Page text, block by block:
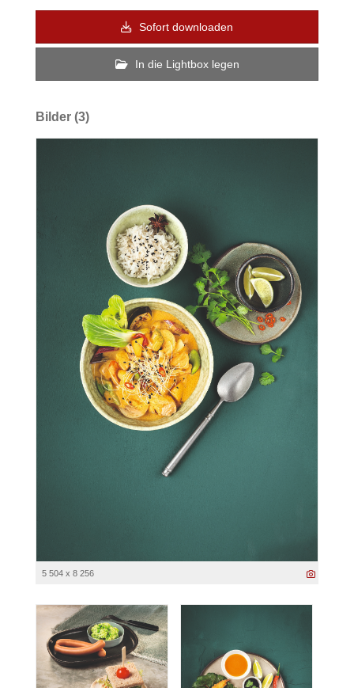
Sofort downloaden
In die Lightbox legen
Bilder (3)
5 504 x 8 256